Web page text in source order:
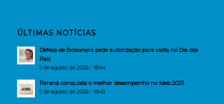
ÚLTIMAS NOTÍCIAS
Defesa de Bolsonaro pede autorização para visita no Dia dos
Pais
5 de agosto de 2026 - 18:44
Paraná conquista o melhor desempenho no Ideb 2025
5 de agosto de 2026 - 18:43